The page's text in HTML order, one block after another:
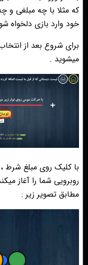
که مثلا با چه مبلغی و
خود وارد بازی دلخواه
برای شروع بعد از
میشوید .
با کلیک روی مبلغ شرط
روبرویی شما را آغاز
مطابق تصویر زیر :